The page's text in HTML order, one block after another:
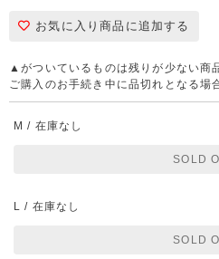
お気に入り商品に追加する
▲がついているものは残りが少ない商
ご購入のお手続き中に品切れとなる場
M / 在庫なし
SOLD
L / 在庫なし
SOLD